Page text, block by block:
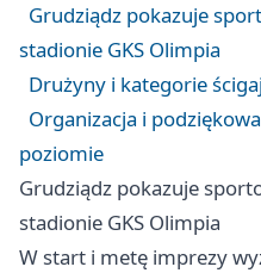
Grudziądz pokazuje
stadionie GKS Olimpia
Drużyny i kategorie
Organizacja i
poziomie
Grudziądz pokazuje
stadionie GKS Olimpia
W start i metę imprezy